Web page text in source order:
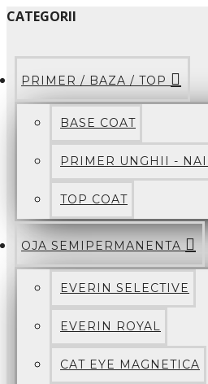
CATEGORII
PRIMER / BAZA / TOP
BASE COAT
PRIMER UNGHII -
TOP COAT
OJA SEMIPERMANENTA
EVERIN SELECTIVE
EVERIN ROYAL
CAT EYE MAGNETICA